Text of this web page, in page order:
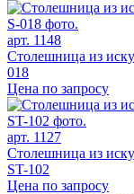
арт. 1148
Столешница из
018
Цена по запросу
арт. 1127
Столешница из
ST-102
Цена по запросу